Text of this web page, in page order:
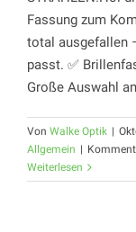
Fassung zum
total ausgefallen
passt. ✅
Große Auswahl
Von Walke Optik |
Allgemein |
Weiterlesen